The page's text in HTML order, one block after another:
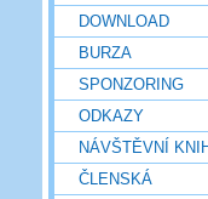
DOWNLOAD
BURZA
SPONZORING
ODKAZY
NÁVŠTĚVNÍ
ČLENSKÁ